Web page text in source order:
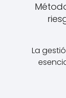
La